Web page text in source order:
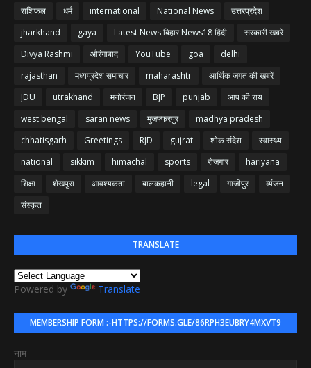
राशिफल
धर्म international National News
उत्तरप्रदेश
jharkhand
gaya Latest News बिहार News18 हिंदी
सरकारी खबरें
Divya Rashmi
औरंगाबाद YouTube goa
delhi
rajasthan
मध्यप्रदेश समाचार maharashtr
आर्थिक जगत की खबरें
JDU
utrakhand मनोरंजन BJP punjab
आप की राय
west bengal
saran news मुजफ्फरपुर
madhya pradesh
chhatisgarh
Greetings RJD gujrat शोक संदेश
स्वास्थ्य
national
sikkim himachal sports रोजगार
hariyana
शिक्षा
शेखपुरा आवश्यकता बालकहानी legal गाजीपुर
व्यंजन
संस्कृत
TRANSLATE
Powered by Translate
MEMBERSHIP FORM :-HTTPS://FORMS.GLE/86RPH3EUBRY4MXVT9
नाम